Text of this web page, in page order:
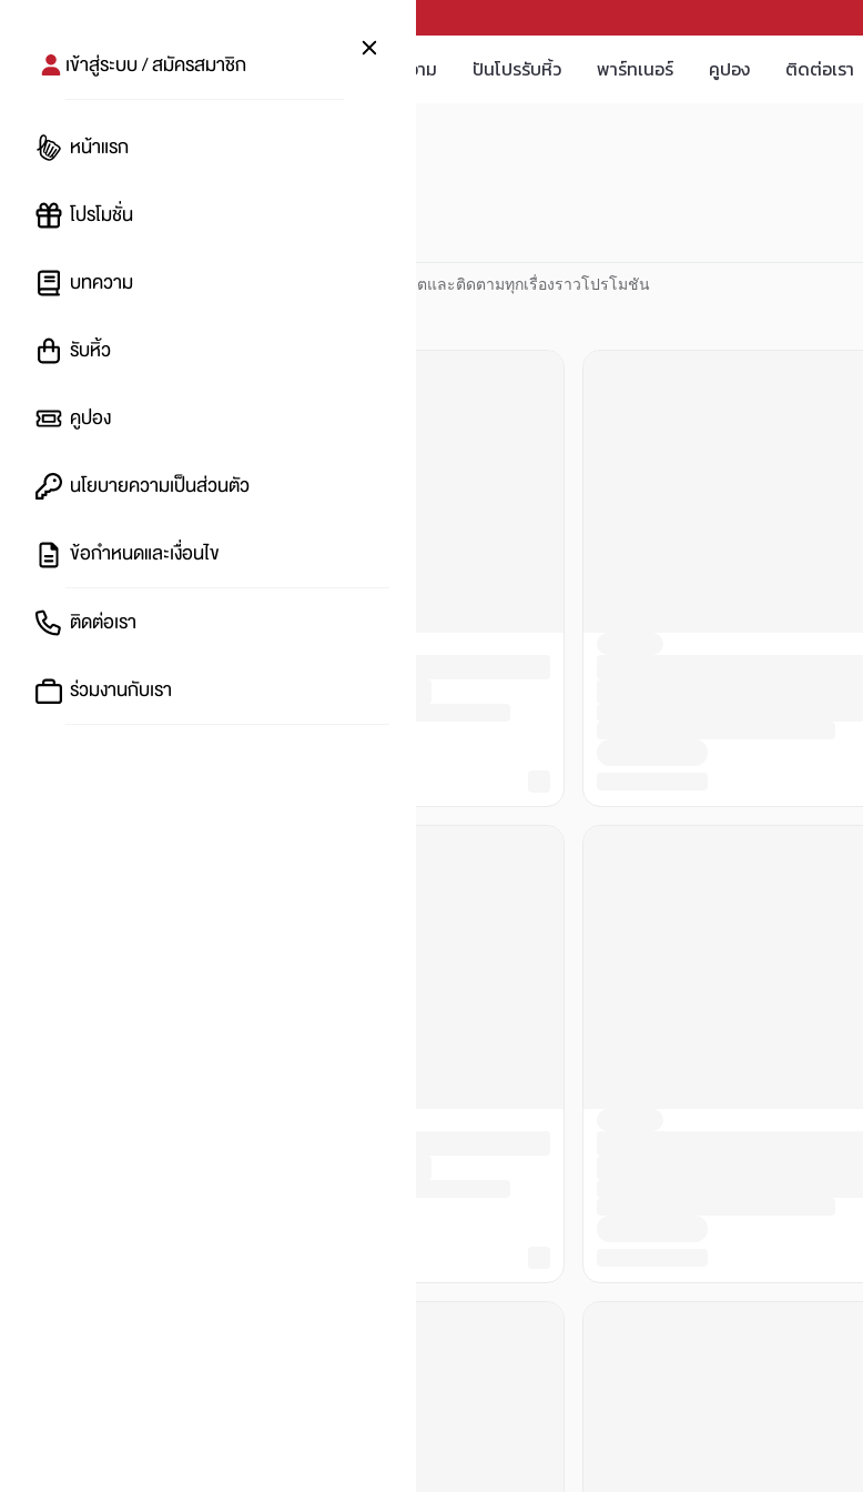
บทความ ปันโปรรับหิ้ว พาร์ทเนอร์ คูปอง ติดต่อเรา
เข้าสู่ระบบ / สมัครสมาชิก
หน้าแรก
โปรโมชั่น
บทความ
รับหิ้ว
คูปอง
นโยบายความเป็นส่วนตัว
ข้อกำหนดและเงื่อนไข
ติดต่อเรา
ร่วมงานกับเรา
#
ปันโปร PUNPRO ที่ 1 ด้านโปรโมชัน อัปเดตและติดตามทุกเรื่องราวโปรโมชัน